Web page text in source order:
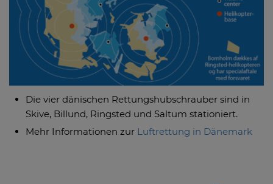
Die vier dänischen Rettungshubschrauber sind in
Skive, Billund, Ringsted und Saltum stationiert.
Mehr Informationen zur Luftrettung in Dänemark